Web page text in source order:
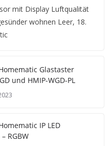
mit Display Luftqualität
wohnen Leer, 18.
Glastaster
und HMIP-WGD-PL
IP LED
RGBW